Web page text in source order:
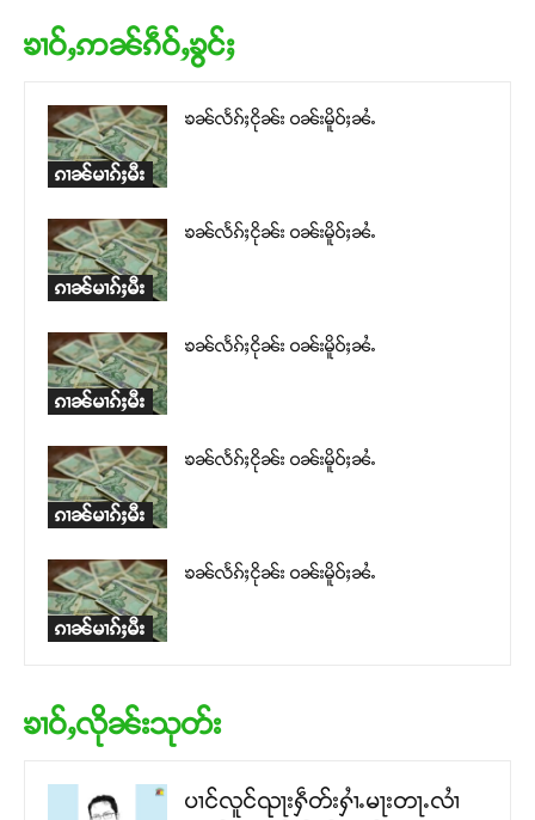
ဝ်ႇၽူႈတွႆႇႁွၵ်ႈ လႆႈယူႇၶႃႈဢေႃႈ။
Donate Now
ၶၢဝ်ႇဢၼ်ၵဵဝ်ႇၶွင်ႈ
ၵၢၼ်မၢၵ်ႈမီး
ၶၼ်လႅၵ်ႈငိုၼ်း ဝၼ်းမိူဝ်ႈၼႆႉ
ၵၢၼ်မၢၵ်ႈမီး
ၶၼ်လႅၵ်ႈငိုၼ်း ဝၼ်းမိူဝ်ႈၼႆႉ
ၵၢၼ်မၢၵ်ႈမီး
ၶၼ်လႅၵ်ႈငိုၼ်း ဝၼ်းမိူဝ်ႈၼႆႉ
ၵၢၼ်မၢၵ်ႈမီး
ၶၼ်လႅၵ်ႈငိုၼ်း ဝၼ်းမိူဝ်ႈၼႆႉ
ၵၢၼ်မၢၵ်ႈမီး
ၶၼ်လႅၵ်ႈငိုၼ်း ဝၼ်းမိူဝ်ႈၼႆႉ
ၶၢဝ်ႇလိုၼ်းသုတ်း
ပၢင်လူင်ၺႃးႁဵတ်းႁၢႆႉမႃးတႃႉလၢႆ